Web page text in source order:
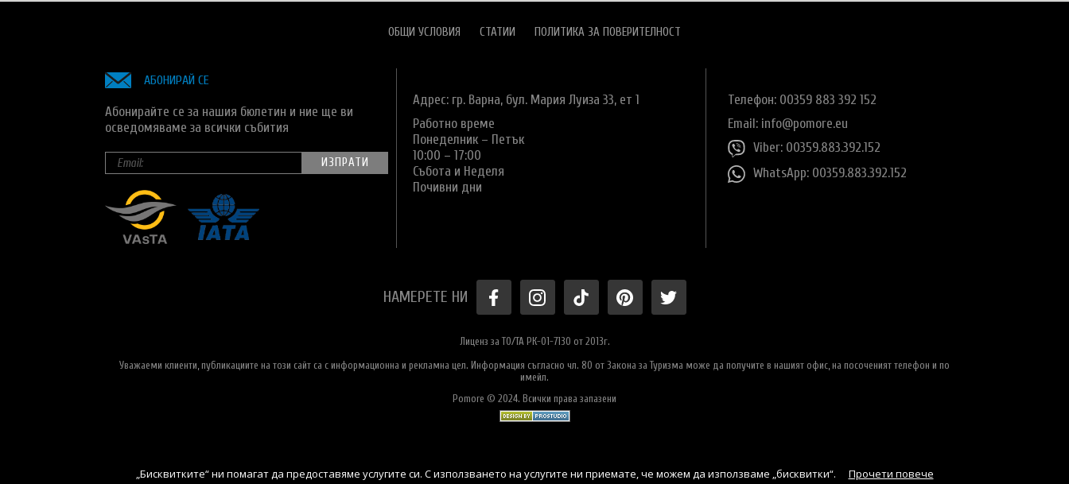
ОБЩИ УСЛОВИЯ СТАТИИ ПОЛИТИКА ЗА ПОВЕРИТЕЛНОСТ
АБОНИРАЙ СЕ
Абонирайте се за нашия бюлетин и ние ще ви
осведомяваме за всички събития
Адрес: гр. Варна, бул. Мария Луиза 33, ет 1
Работно време
Понеделник – Петък
10:00 – 17:00
Събота и Неделя
Почивни дни
Телефон: 00359 883 392 152
Email: info@pomore.eu
Viber: 00359.883.392.152
WhatsApp: 00359.883.392.152
НАМЕРЕТЕ НИ
Лиценз за ТО/ТА РК-01-7130 от 2013г.
Уважаеми клиенти, публикациите на този сайт са с информационна и рекламна цел. Информация съгласно чл. 80 от Закона за Туризма може да получите в нашият офис, на посоченият телефон и по
имейл.
Pomore © 2024. Всички права запазени
„Бисквитките“ ни помагат да предоставяме услугите си. С използването на услугите ни приемате, че можем да използваме „бисквитки“. Прочети повече